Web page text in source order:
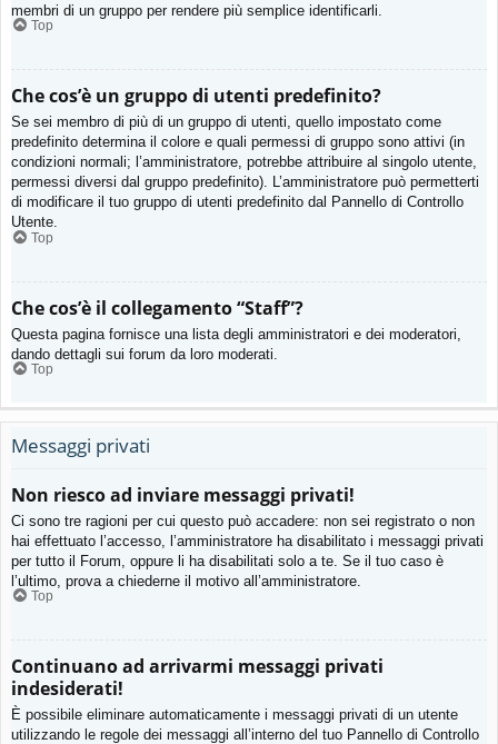
membri di un gruppo per rendere più semplice identificarli.
Top
Che cos’è un gruppo di utenti predefinito?
Se sei membro di più di un gruppo di utenti, quello impostato come
predefinito determina il colore e quali permessi di gruppo sono attivi (in
condizioni normali; l’amministratore, potrebbe attribuire al singolo utente,
permessi diversi dal gruppo predefinito). L’amministratore può permetterti
di modificare il tuo gruppo di utenti predefinito dal Pannello di Controllo
Utente.
Top
Che cos’è il collegamento “Staff”?
Questa pagina fornisce una lista degli amministratori e dei moderatori,
dando dettagli sui forum da loro moderati.
Top
Messaggi privati
Non riesco ad inviare messaggi privati!
Ci sono tre ragioni per cui questo può accadere: non sei registrato o non
hai effettuato l’accesso, l’amministratore ha disabilitato i messaggi privati
per tutto il Forum, oppure li ha disabilitati solo a te. Se il tuo caso è
l’ultimo, prova a chiederne il motivo all’amministratore.
Top
Continuano ad arrivarmi messaggi privati
indesiderati!
È possibile eliminare automaticamente i messaggi privati ​​di un utente
utilizzando le regole dei messaggi all’interno del tuo Pannello di Controllo